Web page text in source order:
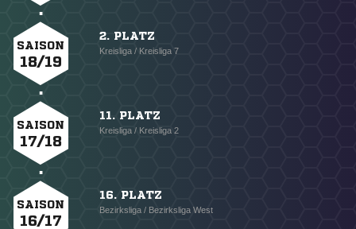
SAISON
18/19
2. PLATZ
Kreisliga / Kreisliga 7
SAISON
17/18
11. PLATZ
Kreisliga / Kreisliga 2
SAISON
16/17
16. PLATZ
Bezirksliga / Bezirksliga West